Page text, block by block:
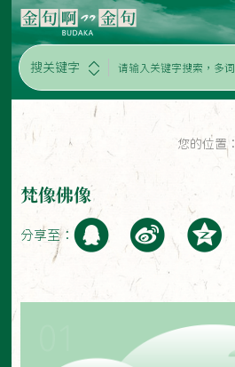
搜关键字
您的位置：
梵像佛像
分享至：